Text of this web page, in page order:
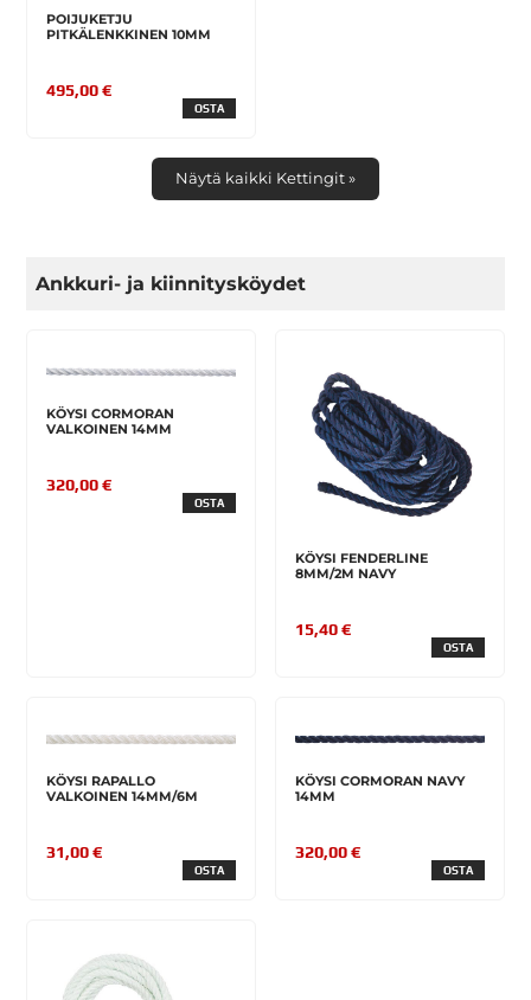
POIJUKETJU
PITKÄLENKKINEN 10MM
495,00 €
OSTA
Näytä kaikki Kettingit »
Ankkuri- ja kiinnitysköydet
KÖYSI CORMORAN
VALKOINEN 14MM
320,00 €
OSTA
KÖYSI FENDERLINE
8MM/2M NAVY
15,40 €
OSTA
KÖYSI RAPALLO
VALKOINEN 14MM/6M
31,00 €
OSTA
KÖYSI CORMORAN NAVY
14MM
320,00 €
OSTA